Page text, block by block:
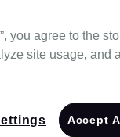
A
é
you agree to the
site usage, and
Accept